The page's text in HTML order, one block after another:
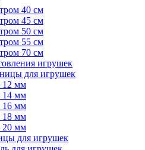
40 см
45 см
50 см
55 см
70 см
игрушек
для игрушек
12 мм
14 мм
16 мм
18 мм
20 мм
для игрушек